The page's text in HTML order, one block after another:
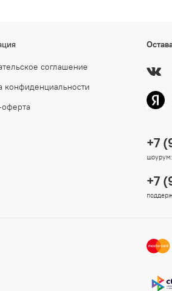
соглашение
конфиденциальности
+7
+7